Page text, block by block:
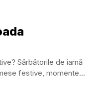
Sărbătorile de iarnă
festive, momente...